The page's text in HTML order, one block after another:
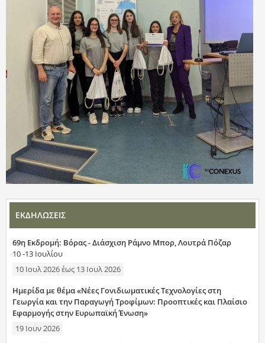
ΕΚΔΗΛΩΣΕΙΣ
69η Εκδρομή: Βόρας - Διάσχιση Ράμνο Μπορ, Λουτρά Πόζαρ
10 -13 Ιουλίου
10 Ιουλ 2026έως 13 Ιουλ 2026
Ημερίδα με θέμα «Νέες Γονιδιωματικές Τεχνολογίες στη
Γεωργία και την Παραγωγή Τροφίμων: Προοπτικές και Πλαίσιο
Εφαρμογής στην Ευρωπαϊκή Ένωση»
19 Ιουν 2026